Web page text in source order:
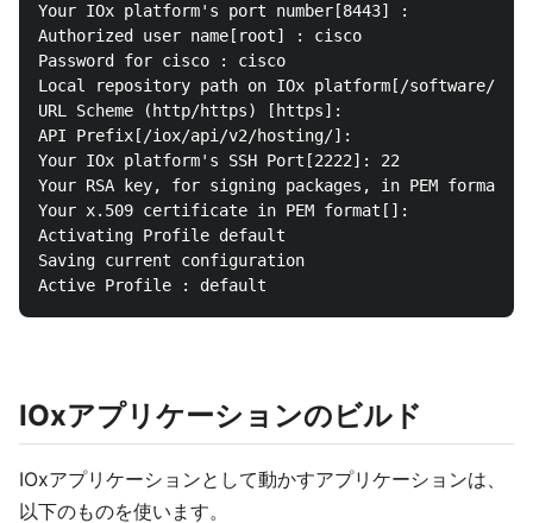
Your IOx platform's port number[8443] :
Authorized user name[root] : cisco
Password for cisco : cisco
Local repository path on IOx platform[/software/
URL Scheme (http/https) [https]:
API Prefix[/iox/api/v2/hosting/]:
Your IOx platform's SSH Port[2222]: 22
Your RSA key, for signing packages, in PEM format[]:
Your x.509 certificate in PEM format[]:
Activating Profile default
Saving current configuration
IOxアプリケーションのビルド
IOxアプリケーションとして動かすアプリケーションは、
以下のものを使います。